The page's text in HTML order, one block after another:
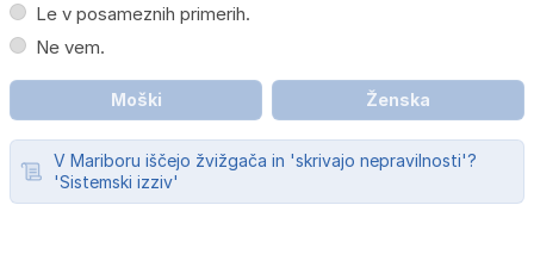
Le v posameznih primerih.
Ne vem.
Moški Ženska
V Mariboru iščejo žvižgača in 'skrivajo nepravilnosti'?
'Sistemski izziv'